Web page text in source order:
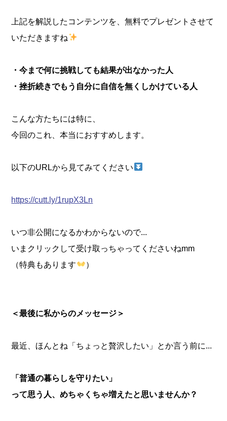
上記を解説したコンテンツを、無料でプレゼントさせて
いただきますね
・今まで何に挑戦しても結果が出なかった人
・挫折続きでもう自分に自信を無くしかけている人
こんな方たちには特に、
今回のこれ、本当におすすめします。
以下のURLから見てみてください
https://cutt.ly/1rupX3Ln
いつ非公開になるかわからないので...
いまクリックして受け取っちゃってくださいねmm
（特典もあります
）
＜最後に私からのメッセージ＞
最近、ほんとね「ちょっと贅沢したい」とか言う前に...
「普通の暮らしを守りたい」
って思う人、めちゃくちゃ増えたと思いませんか？